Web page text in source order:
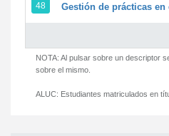
48 Gestión de prácticas en
NOTA: Al pulsar sobre un descriptor
sobre el mismo.
ALUC: Estudiantes matriculados en